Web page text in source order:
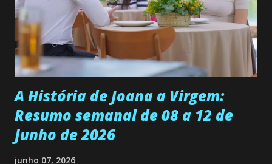
muito madura para a idade, determinada, criativa e
empática. Detesta injustiças e é uma ótima amiga. Pode ser
teimosa e muito persistente quando decide fazer algo.
Durante um exame ginecológico, ela é inseminada por eng...
A História de Joana a Virgem:
Resumo semanal de 08 a 12 de
Junho de 2026
junho 07, 2026